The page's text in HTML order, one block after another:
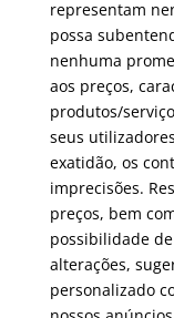
representam
possa
nenhuma
aos preços,
produtos/
seus
exatidão, os
imprecisões.
preços, bem
possibilidade
alterações,
personalizado